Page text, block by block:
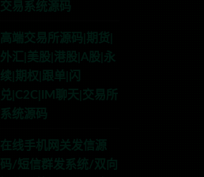
交易系统源码
高端交易所源码|期货|
外汇|美股|港股|A股|永
续|期权|跟单|闪
兑|C2C|IM聊天|交易所
系统源码
在线手机网关发信源
码/短信群发系统/双向